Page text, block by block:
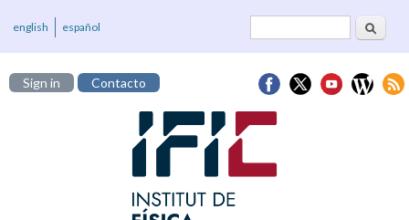
Formulari deCerca
english español
Sign in Contacto